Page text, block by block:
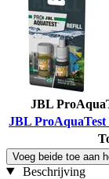
JBL
JBL ProAquaTest
Voeg beide toe aan
Beschrijving